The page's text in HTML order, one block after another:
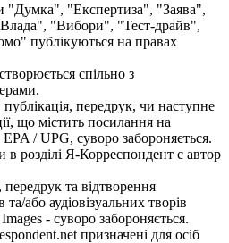
"Думка", "Експертиза", "Заява",
"Вибори", "Тест-драйв",
публікуються на правах
спільно з
передрук, чи наступне
що містить посилання на
/ UPG, суворо забороняється.
в розділі Я-Корреспондент є автор
та відтворення
або аудіовізуальних творів
- суворо забороняється.
призначені для осіб